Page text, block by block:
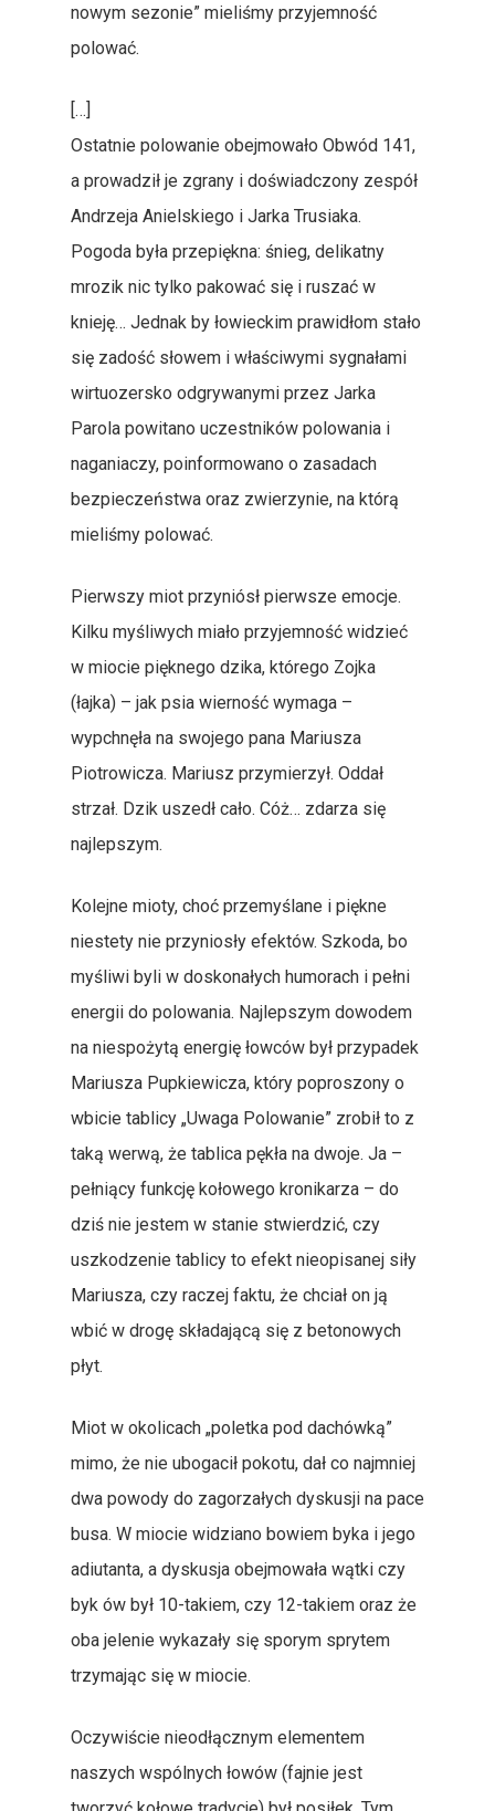
nowym sezonie” mieliśmy przyjemność
polować.
[…]
Ostatnie polowanie obejmowało Obwód 141,
a prowadził je zgrany i doświadczony zespół
Andrzeja Anielskiego i Jarka Trusiaka.
Pogoda była przepiękna: śnieg, delikatny
mrozik nic tylko pakować się i ruszać w
knieję… Jednak by łowieckim prawidłom stało
się zadość słowem i właściwymi sygnałami
wirtuozersko odgrywanymi przez Jarka
Parola powitano uczestników polowania i
naganiaczy, poinformowano o zasadach
bezpieczeństwa oraz zwierzynie, na którą
mieliśmy polować.
Pierwszy miot przyniósł pierwsze emocje.
Kilku myśliwych miało przyjemność widzieć
w miocie pięknego dzika, którego Zojka
(łajka) – jak psia wierność wymaga –
wypchnęła na swojego pana Mariusza
Piotrowicza. Mariusz przymierzył. Oddał
strzał. Dzik uszedł cało. Cóż… zdarza się
najlepszym.
Kolejne mioty, choć przemyślane i piękne
niestety nie przyniosły efektów. Szkoda, bo
myśliwi byli w doskonałych humorach i pełni
energii do polowania. Najlepszym dowodem
na niespożytą energię łowców był przypadek
Mariusza Pupkiewicza, który poproszony o
wbicie tablicy „Uwaga Polowanie” zrobił to z
taką werwą, że tablica pękła na dwoje. Ja –
pełniący funkcję kołowego kronikarza – do
dziś nie jestem w stanie stwierdzić, czy
uszkodzenie tablicy to efekt nieopisanej siły
Mariusza, czy raczej faktu, że chciał on ją
wbić w drogę składającą się z betonowych
płyt.
Miot w okolicach „poletka pod dachówką”
mimo, że nie ubogacił pokotu, dał co najmniej
dwa powody do zagorzałych dyskusji na pace
busa. W miocie widziano bowiem byka i jego
adiutanta, a dyskusja obejmowała wątki czy
byk ów był 10-takiem, czy 12-takiem oraz że
oba jelenie wykazały się sporym sprytem
trzymając się w miocie.
Oczywiście nieodłącznym elementem
naszych wspólnych łowów (fajnie jest